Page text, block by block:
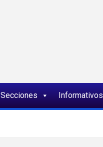
Secciones Informativos